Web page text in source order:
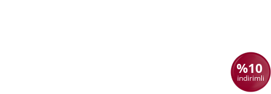
%10
indirimli